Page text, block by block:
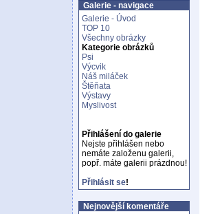
Galerie - navigace
Galerie - Úvod
TOP 10
Všechny obrázky
Kategorie obrázků
Psi
Výcvik
Náš miláček
Štěňata
Výstavy
Myslivost
Přihlášení do galerie
Nejste přihlášen nebo
nemáte založenu galerii,
popř. máte galerii prázdnou!
Přihlásit se!
Nejnovější komentáře